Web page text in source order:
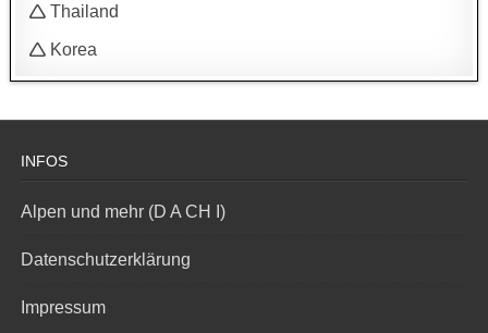
🛆 Thailand
🛆 Korea
INFOS
Alpen und mehr (D A CH I)
Datenschutzerklärung
Impressum